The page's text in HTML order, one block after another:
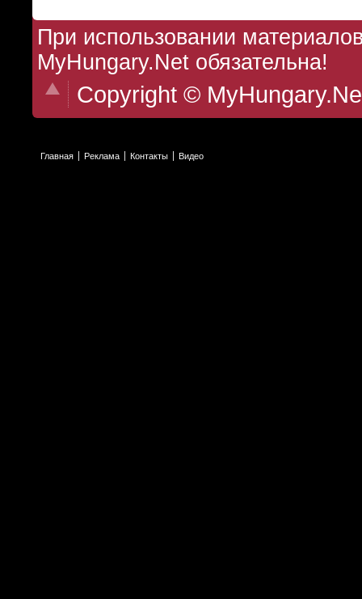
При использовании
MyHungary.Net обязательна!
Copyright ©
Главная Реклама Контакты Видео